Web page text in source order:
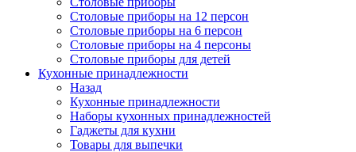
Столовые приборы на 12 персон
Столовые приборы на 6 персон
Столовые приборы на 4 персоны
Столовые приборы для детей
Кухонные принадлежности
Назад
Кухонные принадлежности
Наборы кухонных принадлежностей
Гаджеты для кухни
Товары для выпечки